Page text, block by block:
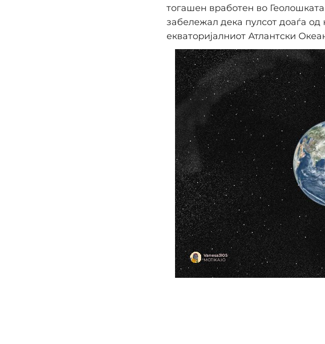
тогашен вработен во
забележал дека пулсот доаѓа од
екваторијалниот Атлантски